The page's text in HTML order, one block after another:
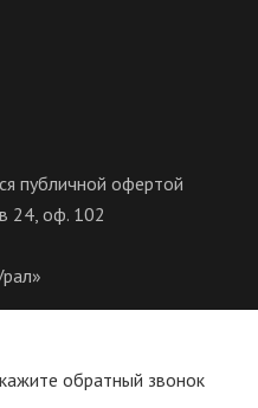
публичной офертой
24, оф. 102
обратный звонок